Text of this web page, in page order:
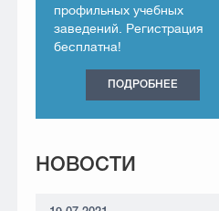
профильных учебных
заведений. Регистрация
бесплатна!
ПОДРОБНЕЕ
НОВОСТИ